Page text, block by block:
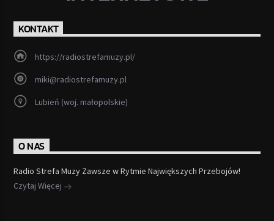
KONTAKT
https://radiostrefamuzy.pl/
miki@radiostrefamuzy.pl
Lubień (woj. małopolskie)
O NAS
Radio Strefa Muzy Zawsze w Rytmie Największych Przebojów!
Czytaj Więcej